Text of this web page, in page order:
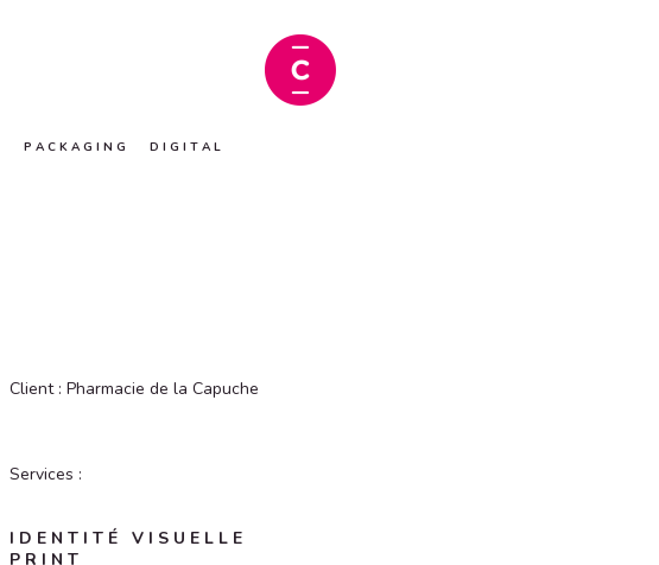
P A C K A G I N G D I G I T A L
Client : Pharmacie de la Capuche
Services :
I D E N T I T É V I S U E L L E
P R I N T